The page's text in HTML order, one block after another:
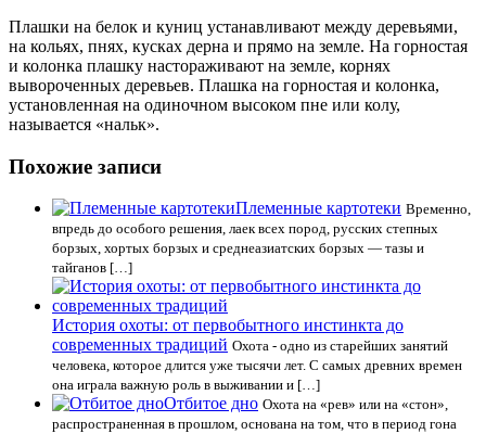
Плашки на белок и куниц устанавливают между деревьями,
на кольях, пнях, кусках дерна и прямо на земле. На горностая
и колонка плашку настораживают на земле, корнях
вывороченных деревьев. Плашка на горностая и колонка,
установленная на одиночном высоком пне или колу,
называется «нальк».
Похожие записи
Племенные картотеки Временно,
впредь до особого решения, лаек всех пород, русских степных
борзых, хортых борзых и среднеазиатских борзых — тазы и
тайганов […]
История охоты: от первобытного инстинкта до
современных традиций Охота - одно из старейших занятий
человека, которое длится уже тысячи лет. С самых древних времен
она играла важную роль в выживании и […]
Отбитое дно Охота на «рев» или на «стон»,
распространенная в прошлом, основана на том, что в период гона